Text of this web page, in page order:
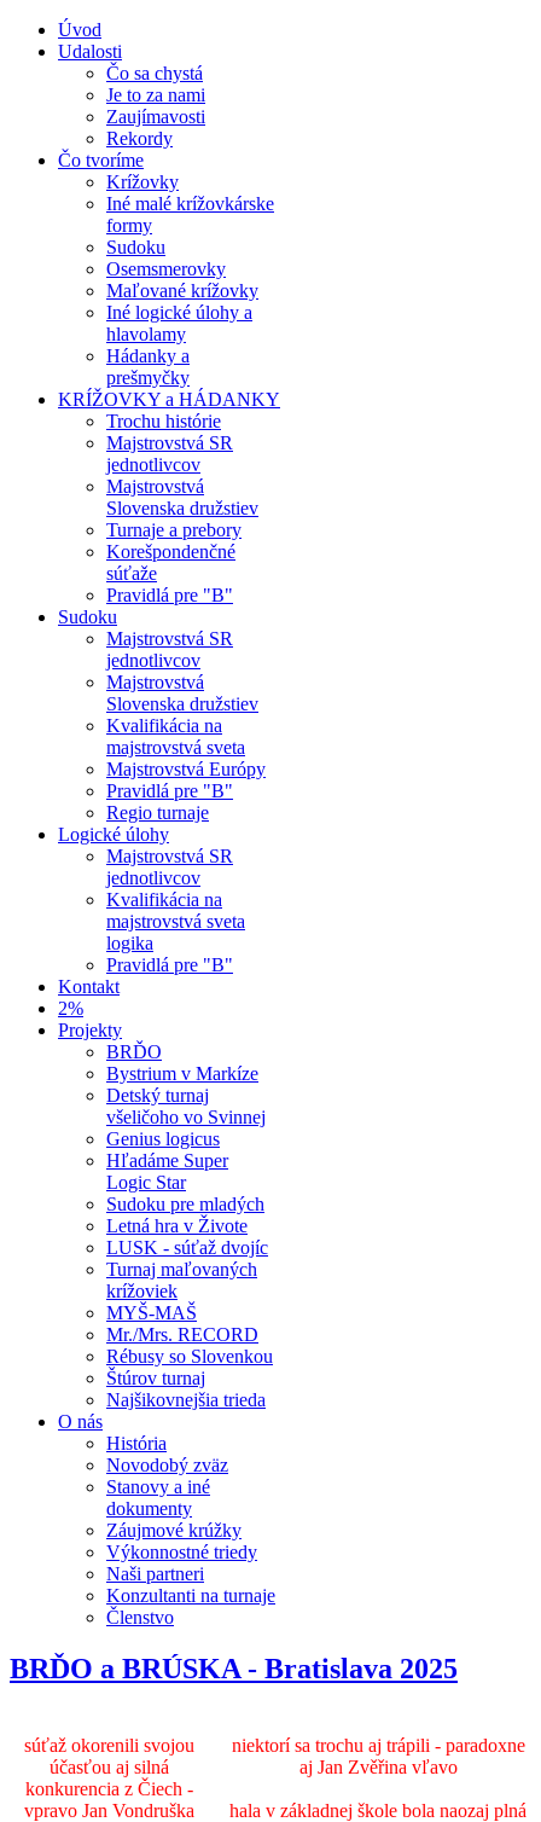
Úvod
Udalosti
Čo sa chystá
Je to za nami
Zaujímavosti
Rekordy
Čo tvoríme
Krížovky
Iné malé krížovkárske
formy
Sudoku
Osemsmerovky
Maľované krížovky
Iné logické úlohy a
hlavolamy
Hádanky a
prešmyčky
KRÍŽOVKY a HÁDANKY
Trochu histórie
Majstrovstvá SR
jednotlivcov
Majstrovstvá
Slovenska družstiev
Turnaje a prebory
Korešpondenčné
súťaže
Pravidlá pre "B"
Sudoku
Majstrovstvá SR
jednotlivcov
Majstrovstvá
Slovenska družstiev
Kvalifikácia na
majstrovstvá sveta
Majstrovstvá Európy
Pravidlá pre "B"
Regio turnaje
Logické úlohy
Majstrovstvá SR
jednotlivcov
Kvalifikácia na
majstrovstvá sveta
logika
Pravidlá pre "B"
Kontakt
2%
Projekty
BRĎO
Bystrium v Markíze
Detský turnaj
všeličoho vo Svinnej
Genius logicus
Hľadáme Super
Logic Star
Sudoku pre mladých
Letná hra v Živote
LUSK - súťaž dvojíc
Turnaj maľovaných
krížoviek
MYŠ-MAŠ
Mr./Mrs. RECORD
Rébusy so Slovenkou
Štúrov turnaj
Najšikovnejšia trieda
O nás
História
Novodobý zväz
Stanovy a iné
dokumenty
Záujmové krúžky
Výkonnostné triedy
Naši partneri
Konzultanti na turnaje
Členstvo
BRĎO a BRÚSKA - Bratislava 2025
súťaž okorenili svojou
účasťou aj silná
konkurencia z Čiech -
vpravo Jan Vondruška
niektorí sa trochu aj trápili - paradoxne
aj Jan Zvěřina vľavo
hala v základnej škole bola naozaj plná